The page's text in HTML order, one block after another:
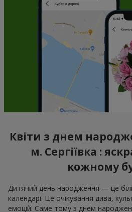
Квіти з днем
м. Сергіївка :
кожному
Дитячий день народження — це
календарі. Це очікування дива,
емоцій. Саме тому з днем